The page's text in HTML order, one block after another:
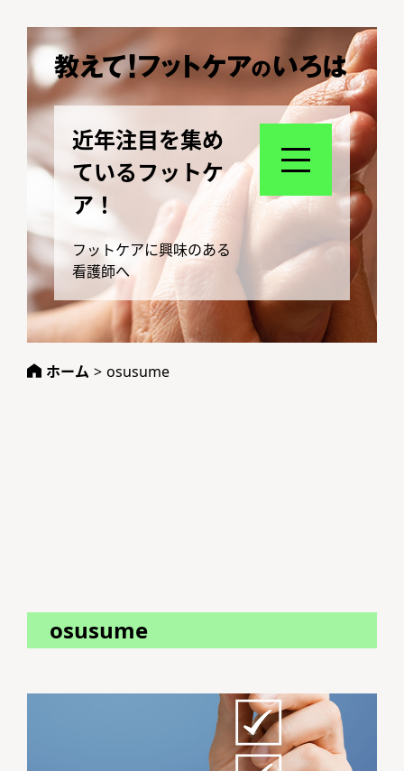
近年注目を集め
ているフットケ
ア！
フットケアに興味のある
看護師へ
ホーム > osusume
osusume